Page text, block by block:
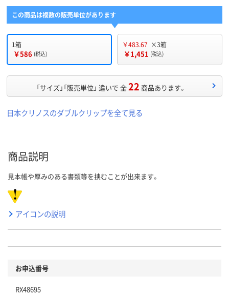
この商品は複数の販売単位があります
1箱
￥586 (税込)
￥483.67 ×3箱
￥1,451 (税込)
「サイズ」「販売単位」 違いで 全22 商品あります。
日本クリノスのダブルクリップを全て見る
商品説明
見本帳や厚みのある書類等を挟むことが出来ます。
アイコンの説明
お申込番号
RX48695